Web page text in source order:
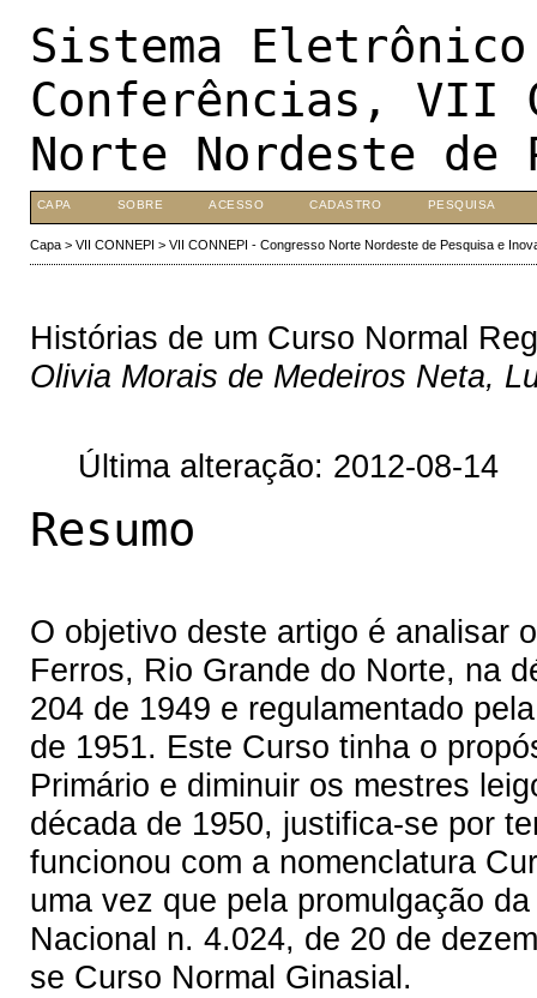
Sistema
Conferências, VII
Norte Nordeste de
CAPA SOBRE ACESSO CADASTRO PESQUISA
Capa> VII CONNEPI > VII CONNEPI - Congresso Norte Nordeste de Pesquisa e
Histórias de um Curso Normal
Olivia Morais de Medeiros Neta,
Última alteração: 2012-08-14
Resumo
O objetivo deste artigo é analisar
Ferros, Rio Grande do Norte, na
204 de 1949 e regulamentado
de 1951. Este Curso tinha o
Primário e diminuir os mestres
década de 1950, justifica-se por
funcionou com a nomenclatura
uma vez que pela promulgação
Nacional n. 4.024, de 20 de
se Curso Normal Ginasial.